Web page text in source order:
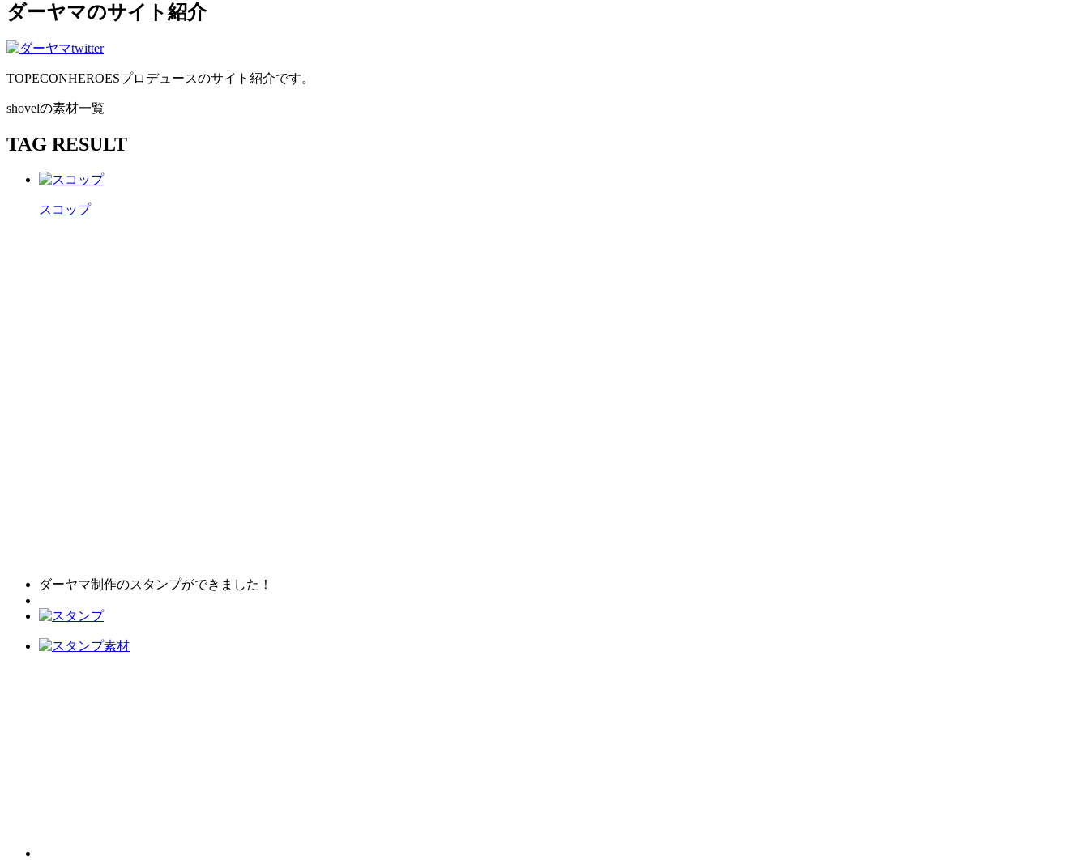
ダーヤマのサイト紹介
TOPECONHEROESプロデュースのサイト紹介です。
shovelの素材一覧
TAG RESULT
スコップ
ダーヤマ制作のスタンプができました！